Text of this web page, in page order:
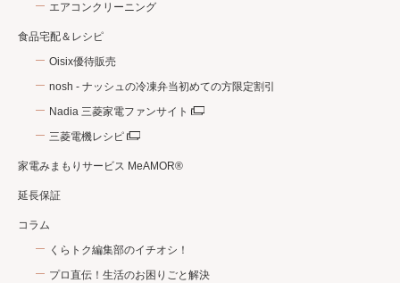
エアコンクリーニング
食品宅配＆レシピ
Oisix優待販売
nosh - ナッシュの冷凍弁当初めての方限定割引
Nadia 三菱家電ファンサイト
三菱電機レシピ
家電みまもりサービス MeAMOR®
延長保証
コラム
くらトク編集部のイチオシ！
プロ直伝！生活のお困りごと解決